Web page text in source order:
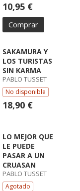
10,95 €
Comprar
SAKAMURA Y
LOS TURISTAS
SIN KARMA
PABLO TUSSET
No disponible
18,90 €
LO MEJOR QUE
LE PUEDE
PASAR A UN
CRUASAN
PABLO TUSSET
Agotado